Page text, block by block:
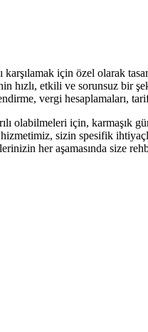
için özel olarak
hızlı, etkili ve sorunsuz bir
vergi hesaplamaları,
olabilmeleri için, karmaşık
sizin spesifik
her aşamasında size